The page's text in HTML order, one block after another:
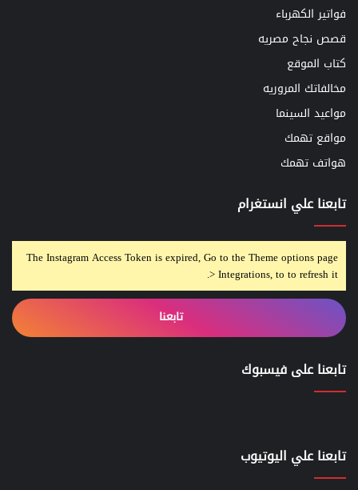
فواتير الكهرباء
قصص نجاح مصريه
كتاب الموقع
مخالفاتك المروريه
مواعيد السينما
مواقع تهمك
هواتف تهمك
تابعنا علي انستغرام
The Instagram Access Token is expired, Go to the Theme options page
> Integrations, to to refresh it.
تابعنا
تابعنا على فيسبوك
تابعنا علي اليوتيوب